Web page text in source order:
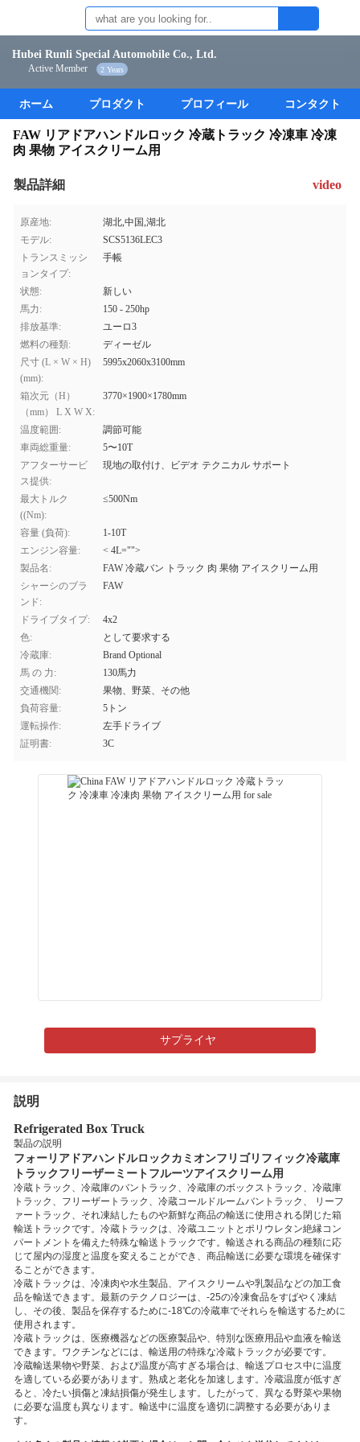
Hubei Runli Special Automobile Co., Ltd.
Active Member 2 Years
ホーム プロダクト プロフィール コンタクト
FAW リアドアハンドルロック 冷蔵トラック 冷凍車 冷凍
肉 果物 アイスクリーム用
製品詳細 video
原産地:
湖北,中国,湖北
モデル:
SCS5136LEC3
トランスミッシ
ョンタイプ:
手帳
状態:
新しい
馬力:
150 - 250hp
排放基準:
ユーロ3
燃料の種類:
ディーゼル
尺寸 (L × W × H)
(mm):
5995x2060x3100mm
箱次元（H）
（mm） L X W X:
3770×1900×1780mm
温度範囲:
調節可能
車両総重量:
5〜10T
アフターサービ
ス提供:
現地の取付け、ビデオ テクニカル サポート
最大トルク
((Nm):
≤500Nm
容量 (負荷):
1-10T
エンジン容量:
< 4L="">
製品名:
FAW 冷蔵バン トラック 肉 果物 アイスクリーム用
シャーシのブラ
ンド:
FAW
ドライブタイプ:
4x2
色:
として要求する
冷蔵庫:
Brand Optional
馬 の 力:
130馬力
交通機関:
果物、野菜、その他
負荷容量:
5トン
運転操作:
左手ドライブ
証明書:
3C
サプライヤ
説明
Refrigerated Box Truck
製品の説明
フォーリアドアハンドルロックカミオンフリゴリフィック冷蔵庫
トラックフリーザーミートフルーツアイスクリーム用
冷蔵トラック、冷蔵庫のバントラック、冷蔵庫のボックストラック、冷蔵庫
トラック、 フリーザートラック、 冷蔵コールドルームバントラック、
リーフ
ァートラック、それ凍結したものや新鮮な商品の輸送に使用される閉じた箱
輸送トラックです。冷蔵トラックは、冷蔵ユニットとポリウレタン絶縁コン
パートメントを備えた特殊な輸送トラックです。輸送される商品の種類に応
じて屋内の湿度と温度を変えることができ、商品輸送に必要な環境を確保す
ることができます。
冷蔵トラックは、冷凍肉や水生製品、アイスクリームや乳製品などの加工食
品を輸送できます。最新のテクノロジーは、-25の冷凍食品をすばやく凍結
し、その後、製品を保存するために-18℃の冷蔵車でそれらを輸送するために
使用されます。
冷蔵トラックは、医療機器などの医療製品や、特別な医療用品や血液を輸送
できます。ワクチンなどには、輸送用の特殊な冷蔵トラックが必要です。
冷蔵輸送果物や野菜、および温度が高すぎる場合は、輸送プロセス中に温度
を適している必要があります。熟成と老化を加速します。冷蔵温度が低すぎ
ると、冷たい損傷と凍結損傷が発生します。したがって、異なる野菜や果物
に必要な温度も異なります。輸送中に温度を適切に調整する必要がありま
す。